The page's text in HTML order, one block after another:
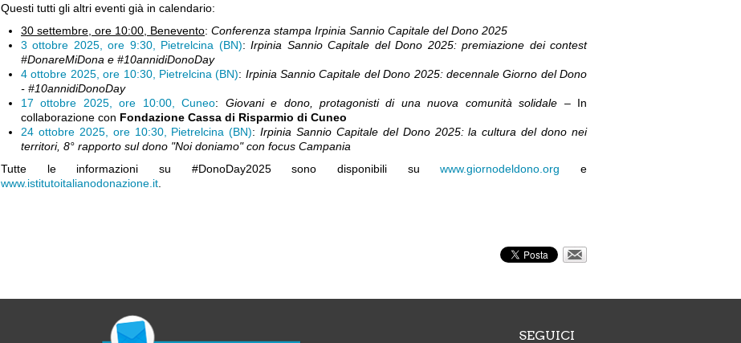
Questi tutti gli altri eventi già in calendario:
30 settembre, ore 10:00, Benevento: Conferenza stampa Irpinia Sannio Capitale del Dono 2025
3 ottobre 2025, ore 9:30, Pietrelcina (BN):Irpinia Sannio Capitale del Dono 2025: premiazione dei contest
#DonareMiDona e #10annidiDonoDay
4 ottobre 2025, ore 10:30, Pietrelcina (BN): Irpinia Sannio Capitale del Dono 2025: decennale Giorno del Dono
- #10annidiDonoDay
17 ottobre 2025, ore 10:00, Cuneo: Giovani e dono, protagonisti di una nuova comunità solidale – In
collaborazione con Fondazione Cassa di Risparmio di Cuneo
24 ottobre 2025, ore 10:30, Pietrelcina (BN):Irpinia Sannio Capitale del Dono 2025: la cultura del dono nei
territori, 8° rapporto sul dono "Noi doniamo" con focus Campania
Tutte le informazioni su #DonoDay2025 sono disponibili suwww.giornodeldono.org e
www.istitutoitalianodonazione.it
SEGUICI